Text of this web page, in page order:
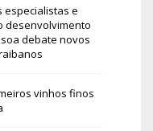
especialistas e
desenvolvimento
debate novos
vinhos finos